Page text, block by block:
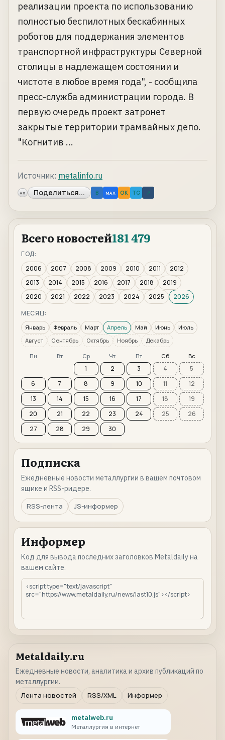
реализации проекта по использованию
полностью беспилотных бескабинных
роботов для поддержания элементов
транспортной инфраструктуры Северной
столицы в надлежащем состоянии и
чистоте в любое время года", - сообщила
пресс-служба администрации города. В
первую очередь проект затронет
закрытые территории трамвайных депо.
"Когнитив ...
Источник: metalinfo.ru
«» Поделиться... B MAX OK TG ↗
Всего новостей181 479
ГОД:
2006
2007 2008 2009 2010 2011
2012
2013
2014 2015 2016 2017 2018
2019
2020
2021 2022 2023 2024 2025
2026
МЕСЯЦ:
Январь Февраль Март Апрель Май Июнь
Июль
Август
Сентябрь Октябрь Ноябрь Декабрь
Пн Вт Ср Чт Пт Сб Вс
1 2 3 4
5
6
7 8 9 10 11
12
13
14 15 16 17 18
19
20
21 22 23 24 25
26
27
28 29 30
Подписка
Ежедневные новости металлургии в вашем почтовом
ящике и RSS-ридере.
RSS-лента
JS-информер
Информер
Код для вывода последних заголовков Metaldaily на
вашем сайте.
Metaldaily.ru
Ежедневные новости, аналитика и архив публикаций по
металлургии.
Лента новостей
RSS/XML Информер
metalweb.ru
Металлургия в интернет